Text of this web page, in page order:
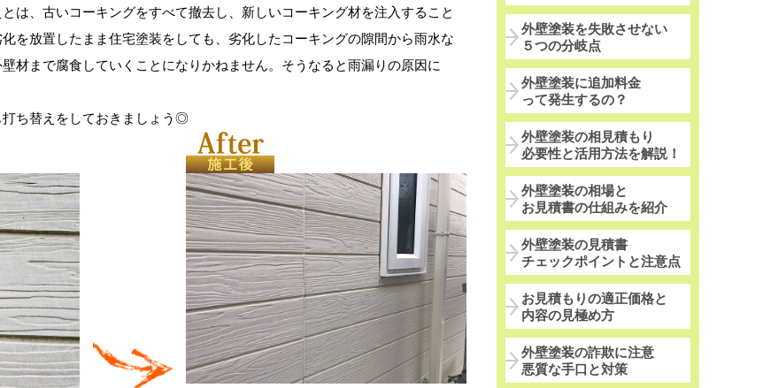
は、古いコーキングをすべて撤去し、新しいコーキング材を注入すること
を放置したまま住宅塗装をしても、劣化したコーキングの隙間から雨水な
材まで腐食していくことになりかねません。そうなると雨漏りの原因に
打ち替えをしておきましょう◎
外壁塗装を失敗させない
５つの分岐点
外壁塗装に追加料金
って発生するの？
外壁塗装の相見積もり
必要性と活用方法を解説！
外壁塗装の相場と
お見積書の仕組みを紹介
外壁塗装の見積書
チェックポイントと注意点
お見積もりの適正価格と
内容の見極め方
外壁塗装の詐欺に注意
悪質な手口と対策